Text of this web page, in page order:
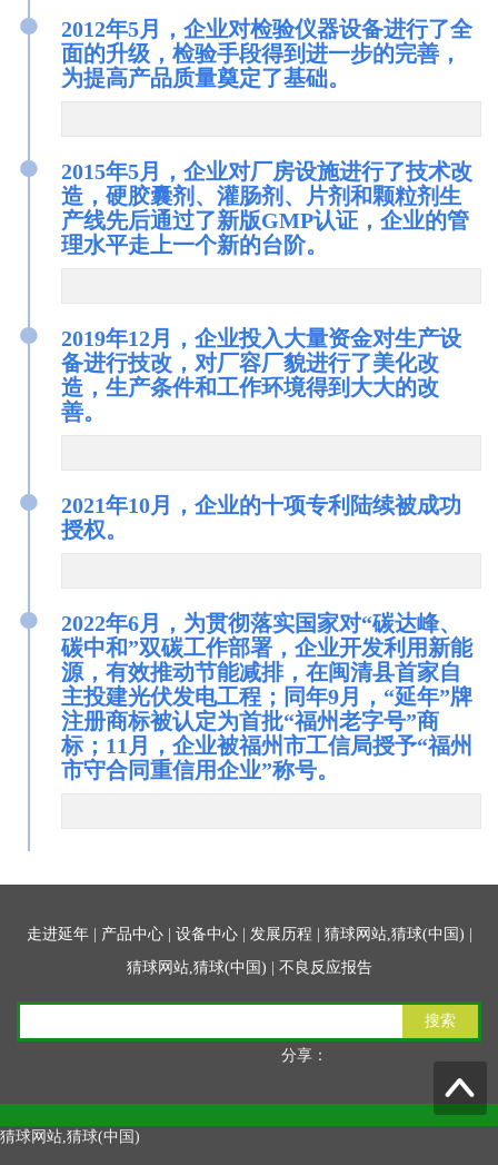
2012年5月，企业对检验仪器设备进行了全
面的升级，检验手段得到进一步的完善，
为提高产品质量奠定了基础。
●
2015年5月，企业对厂房设施进行了技术改
造，硬胶囊剂、灌肠剂、片剂和颗粒剂生
产线先后通过了新版GMP认证，企业的管
理水平走上一个新的台阶。
●
2019年12月，企业投入大量资金对生产设
备进行技改，对厂容厂貌进行了美化改
造，生产条件和工作环境得到大大的改
善。
●
2021年10月，企业的十项专利陆续被成功
授权。
●
2022年6月，为贯彻落实国家对“碳达峰、
碳中和”双碳工作部署，企业开发利用新能
源，有效推动节能减排，在闽清县首家自
主投建光伏发电工程；同年9月，“延年”牌
注册商标被认定为首批“福州老字号”商
标；11月，企业被福州市工信局授予“福州
市守合同重信用企业”称号。
●
走进延年| 产品中心| 设备中心| 发展历程 猜球网站,猜球(中国)
猜球网站,猜球(中国)
不良反应报告
搜索
分享：
猜球网站,猜球(中国)